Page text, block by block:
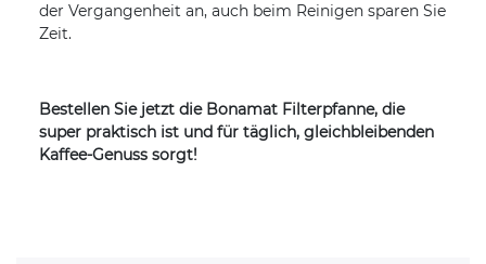
der Vergangenheit an, auch beim Reinigen sparen Sie
Zeit.
Bestellen Sie jetzt die Bonamat Filterpfanne, die
super praktisch ist und für täglich, gleichbleibenden
Kaffee-Genuss sorgt!